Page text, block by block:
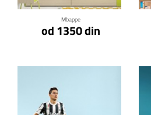
Mbappe
od 1350 din